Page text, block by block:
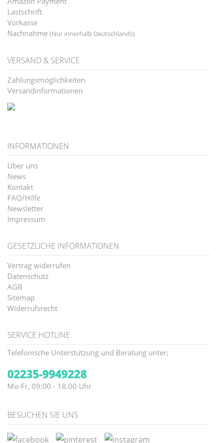
Lastschrift
Vorkasse
Nachnahme (Nur innerhalb Deutschlands)
VERSAND & SERVICE
Zahlungsmöglichkeiten
Versandinformationen
INFORMATIONEN
Über uns
News
Kontakt
FAQ/Hilfe
Newsletter
Impressum
GESETZLICHE INFORMATIONEN
Vertrag widerrufen
Datenschutz
AGB
Sitemap
Widerrufsrecht
SERVICE HOTLINE
Telefonische Unterstützung und Beratung unter:
02235-9949228
Mo-Fr, 09:00 - 18.00 Uhr
BESUCHEN SIE UNS